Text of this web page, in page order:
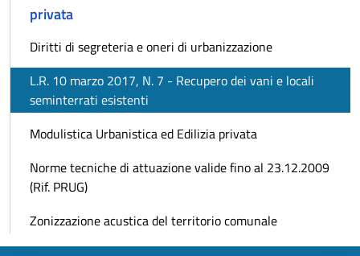
privata
Diritti di segreteria e oneri di urbanizzazione
L.R. 10 marzo 2017, N. 7 - Recupero dei vani e locali
seminterrati esistenti
Modulistica Urbanistica ed Edilizia privata
Norme tecniche di attuazione valide fino al 23.12.2009
(Rif. PRUG)
Zonizzazione acustica del territorio comunale